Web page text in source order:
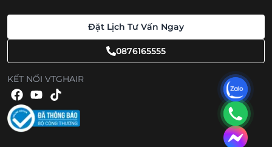
Đặt Lịch Tư Vấn Ngay
0876165555
KẾT NỐI VTGHAIR